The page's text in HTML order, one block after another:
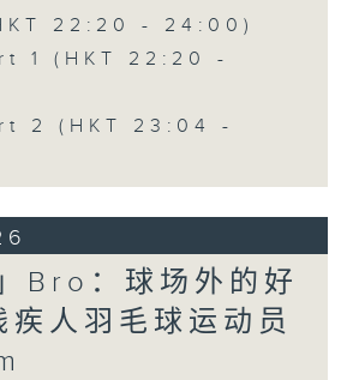
22:20 - 24:00)
1 (HKT 22:20 -
2 (HKT 23:04 -
Bro：球场外的好
人羽毛球运动员